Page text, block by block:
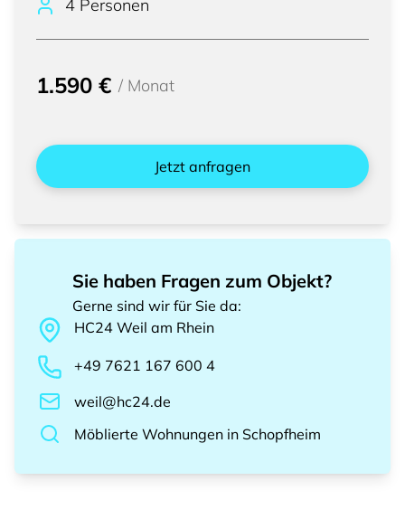
4 Personen
1.590 € / Monat
Jetzt anfragen
Sie haben Fragen zum Objekt?
Gerne sind wir für Sie da:
HC24 Weil am Rhein
+49 7621 167 600 4
weil@hc24.de
Möblierte Wohnungen in Schopfheim